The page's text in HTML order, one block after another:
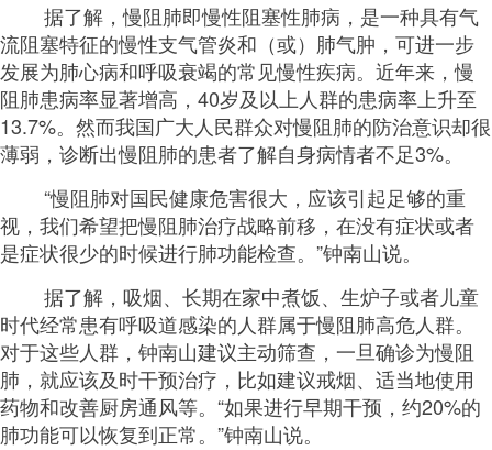
据了解，慢阻肺即慢性阻塞性肺病，是一种具有气
流阻塞特征的慢性支气管炎和（或）肺气肿，可进一步
发展为肺心病和呼吸衰竭的常见慢性疾病。近年来，慢
阻肺患病率显著增高，40岁及以上人群的患病率上升至
13.7%。然而我国广大人民群众对慢阻肺的防治意识却很
薄弱，诊断出慢阻肺的患者了解自身病情者不足3%。
“慢阻肺对国民健康危害很大，应该引起足够的重
视，我们希望把慢阻肺治疗战略前移，在没有症状或者
是症状很少的时候进行肺功能检查。”钟南山说。
据了解，吸烟、长期在家中煮饭、生炉子或者儿童
时代经常患有呼吸道感染的人群属于慢阻肺高危人群。
对于这些人群，钟南山建议主动筛查，一旦确诊为慢阻
肺，就应该及时干预治疗，比如建议戒烟、适当地使用
药物和改善厨房通风等。“如果进行早期干预，约20%的
肺功能可以恢复到正常。”钟南山说。